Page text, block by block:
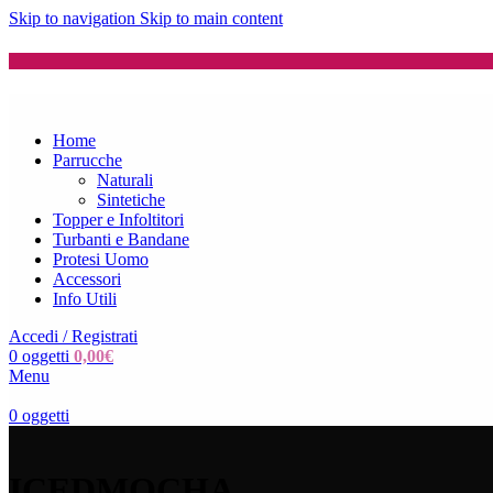
Skip to navigation Skip to main content
Home
Parrucche
Naturali
Sintetiche
Topper e Infoltitori
Turbanti e Bandane
Protesi Uomo
Accessori
Info Utili
Accedi / Registrati
0 oggetti 0,00€
Menu
0 oggetti